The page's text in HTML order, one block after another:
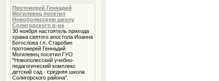
Протоиерей Геннадий
Могилевец посетил
Новополесскую школу
Солигорского р-на
30 ноября настоятель прихода
храма святого апостола Иоанна
Богослова г.п. Старобин
протоиерей Геннадий
Могилевец посетил ГУО
"Новополесский учебно-
педагогический комплекс
детский сад - средняя школа
Солигорского района".